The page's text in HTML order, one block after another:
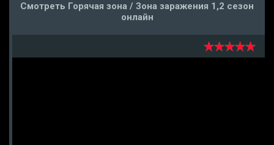
Смотреть Горячая зона / Зона заражения 1,2 сезон
онлайн